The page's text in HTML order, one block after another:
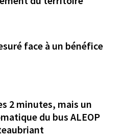
face à un bénéfice
2 minutes, mais un
du bus ALEOP